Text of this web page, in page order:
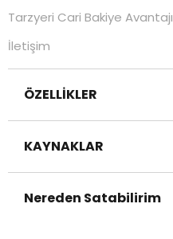
Tarzyeri Cari Bakiye Avantajı
İletişim
ÖZELLİKLER
KAYNAKLAR
Nereden Satabilirim